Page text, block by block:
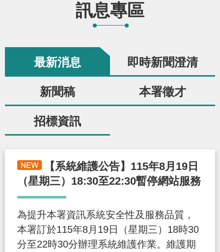
導
區
相
連
結
導
覽
信
箱
客
服
資
訊
頁
訊息專區
最新消息 即時新聞澄清
新聞稿 本署徵才
招標資訊
【系統維護公告】115年8月19日
（星期三）18:30至22:30暫停網站服務
為提升本署資訊系統安全性及服務品質，
本署訂於115年8月19日（星期三）18時30
分至22時30分辦理系統維護作業。維護期